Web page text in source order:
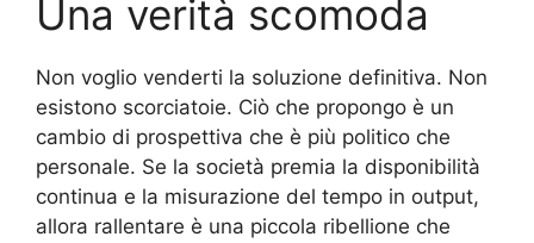
Una verità scomoda
Non voglio venderti la soluzione definitiva. Non
esistono scorciatoie. Ciò che propongo è un
cambio di prospettiva che è più politico che
personale. Se la società premia la disponibilità
continua e la misurazione del tempo in output,
allora rallentare è una piccola ribellione che